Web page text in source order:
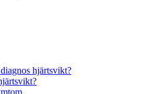
hjärtsvikt?